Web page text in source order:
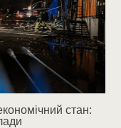
стан: